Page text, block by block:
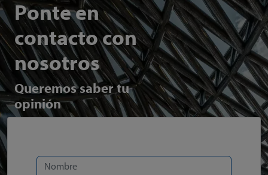
Ponte en
contacto con
nosotros
Queremos saber tu
opinión